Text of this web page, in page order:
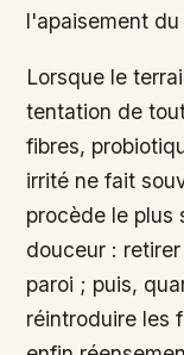
l'apaisement
Lorsque le
tentation de
fibres,
irrité ne fait
procède le plus
douceur :
paroi ; puis,
réintroduire les